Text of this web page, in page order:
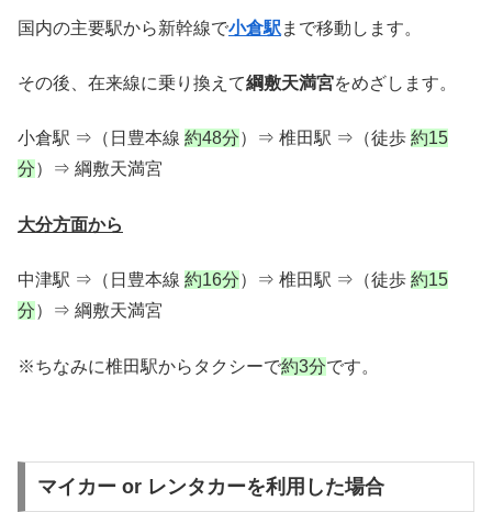
国内の主要駅から新幹線で小倉駅 まで移動します。
その後、在来線に乗り換えて綱敷天満宮をめざします。
小倉駅 ⇒（日豊本線 約48分）⇒ 椎田駅 ⇒（徒歩 約15
分）⇒ 綱敷天満宮
大分方面から
中津駅 ⇒（日豊本線 約16分）⇒ 椎田駅 ⇒（徒歩 約15
分）⇒ 綱敷天満宮
※ちなみに椎田駅からタクシーで約3分です。
マイカー or レンタカーを利用した場合